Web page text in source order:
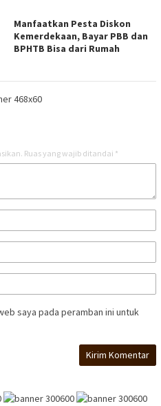
Manfaatkan Pesta Diskon
Kemerdekaan, Bayar PBB dan
BPHTB Bisa dari Rumah
Ruas yang wajib ditandai *
saya pada peramban ini untuk